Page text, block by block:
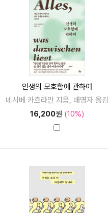
인생의 모호함에 관하여
네시베 카흐라만 지음, 배명자 옮김
16,200원 (10%)